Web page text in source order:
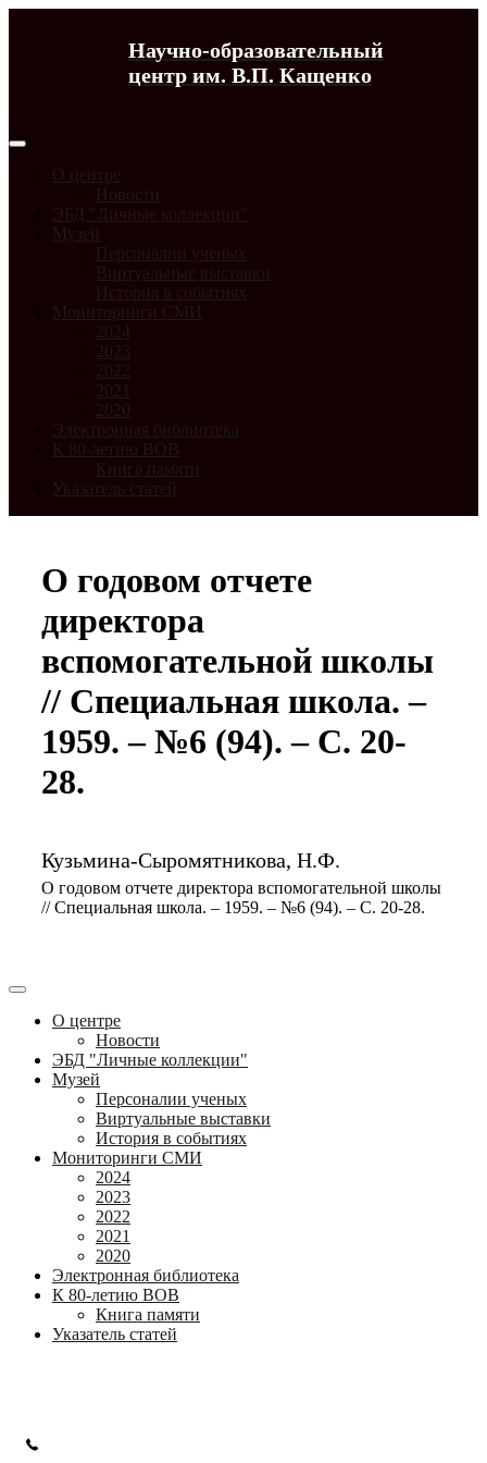
Научно-образовательный
центр им. В.П. Кащенко
О центре
Новости
ЭБД "Личные коллекции"
Музей
Персоналии ученых
Виртуальные выставки
История в событиях
Мониторинги СМИ
2024
2023
2022
2021
2020
Электронная библиотека
К 80-летию ВОВ
Книга памяти
Указатель статей
О годовом отчете
директора
вспомогательной школы
// Специальная школа. –
1959. – №6 (94). – С. 20-
28.
Кузьмина-Сыромятникова, Н.Ф.
О годовом отчете директора вспомогательной школы
// Специальная школа. – 1959. – №6 (94). – С. 20-28.
О центре
Новости
ЭБД "Личные коллекции"
Музей
Персоналии ученых
Виртуальные выставки
История в событиях
Мониторинги СМИ
2024
2023
2022
2021
2020
Электронная библиотека
К 80-летию ВОВ
Книга памяти
Указатель статей